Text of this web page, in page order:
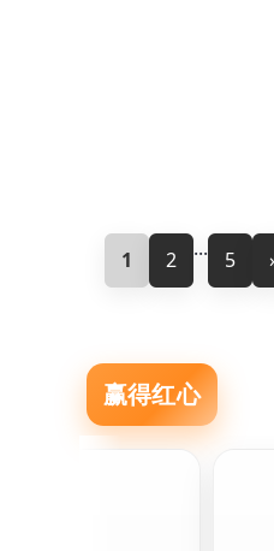
1 2 ... 5
赢得红心